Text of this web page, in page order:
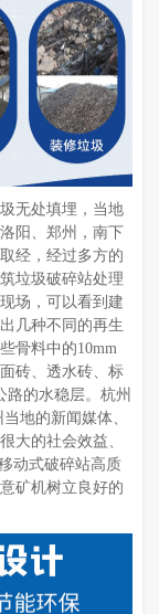
无处填埋，当地
阳、郑州，南下
经，经过多方的
垃圾破碎站处理
场，可以看到建
几种不同的再生
骨料中的10mm
砖、透水砖、标
路的水稳层。杭州
地的新闻媒体、
大的社会效益、
动式破碎站高质
矿机树立良好的